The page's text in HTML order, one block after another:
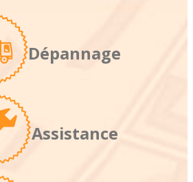
Dépannage
Assistance